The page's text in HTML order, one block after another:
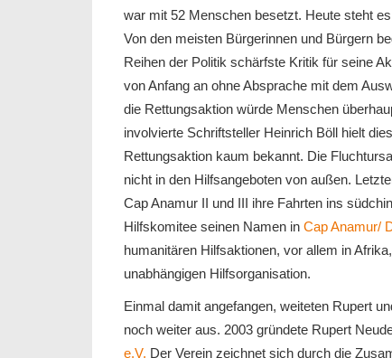
war mit 52 Menschen besetzt. Heute steht
Von den meisten Bürgerinnen und Bürgern
Reihen der Politik schärfste Kritik für seine
von Anfang an ohne Absprache mit dem
die Rettungsaktion würde Menschen
involvierte Schriftsteller Heinrich Böll hielt
Rettungsaktion kaum bekannt. Die
nicht in den Hilfsangeboten von außen.
Cap Anamur II und III ihre Fahrten ins
Hilfskomitee seinen Namen in Cap Anamur/
humanitären Hilfsaktionen, vor allem in
unabhängigen Hilfsorganisation.
Einmal damit angefangen, weiteten Rupert
noch weiter aus. 2003 gründete Rupert
e.V. Der Verein zeichnet sich durch die